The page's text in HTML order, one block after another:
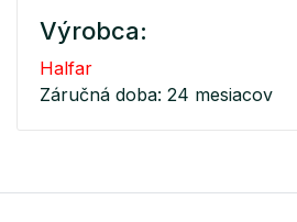
Výrobca:
Halfar
Záručná doba: 24 mesiacov